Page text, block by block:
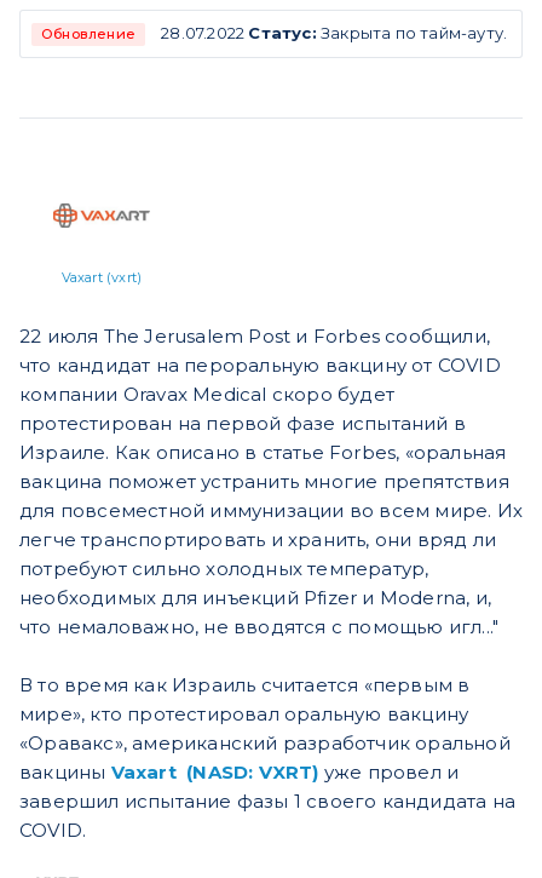
Обновление 28.07.2022 Статус: Закрыта по тайм-ауту.
Vaxart (vxrt)
22 июля The Jerusalem Post и Forbes сообщили,
что кандидат на пероральную вакцину от COVID
компании Oravax Medical скоро будет
протестирован на первой фазе испытаний в
Израиле. Как описано в статье Forbes, «оральная
вакцина поможет устранить многие препятствия
для повсеместной иммунизации во всем мире. Их
легче транспортировать и хранить, они вряд ли
потребуют сильно холодных температур,
необходимых для инъекций Pfizer и Moderna, и,
что немаловажно, не вводятся с помощью игл..."
В то время как Израиль считается «первым в
мире», кто протестировал оральную вакцину
«Оравакс», американский разработчик оральной
вакцины Vaxart (NASD: VXRT) уже провел и
завершил испытание фазы 1 своего кандидата на
COVID.